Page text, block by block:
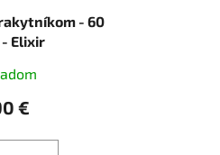
- 60
Elixir
€